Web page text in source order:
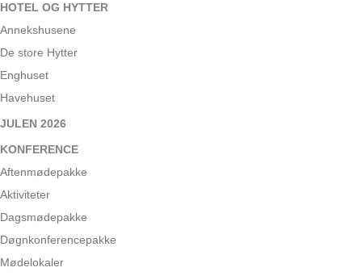
HOTEL OG HYTTER
Annekshusene
De store Hytter
Enghuset
Havehuset
JULEN 2026
KONFERENCE
Aftenmødepakke
Aktiviteter
Dagsmødepakke
Døgnkonferencepakke
Mødelokaler